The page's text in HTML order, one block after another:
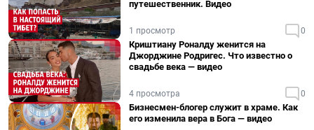
путешественник. Видео
1 просмотр 0
Криштиану Роналду женится на
Джорджине Родригес. Что известно о
свадьбе века — видео
4 просмотра 0
Бизнесмен-блогер служит в храме. Как
его изменила вера в Бога — видео